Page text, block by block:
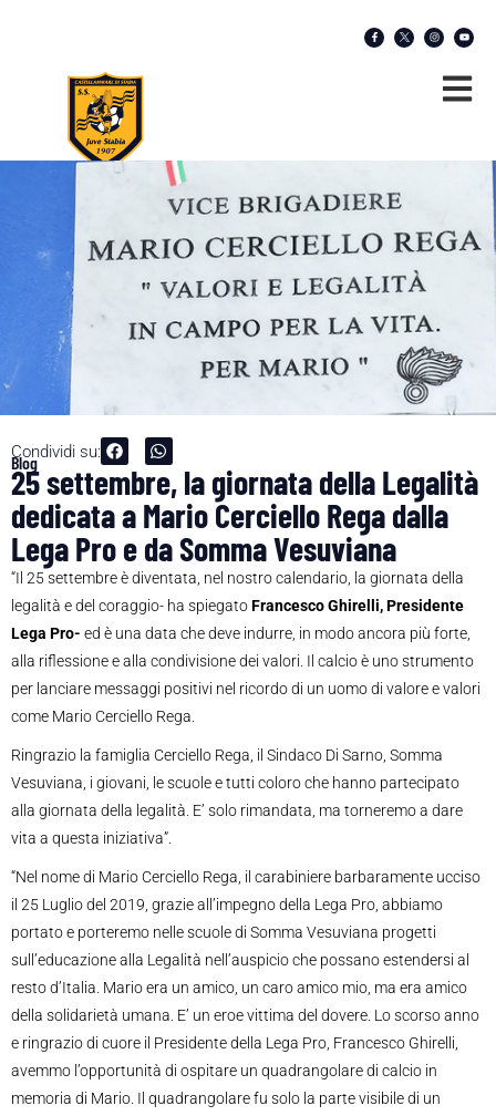
Condividi su:
Blog
25 settembre, la giornata della Legalità
dedicata a Mario Cerciello Rega dalla
Lega Pro e da Somma Vesuviana
“Il 25 settembre è diventata, nel nostro calendario, la giornata della
legalità e del coraggio- ha spiegatoFrancesco Ghirelli, Presidente
Lega Pro- ed è una data che deve indurre, in modo ancora più forte,
alla riflessione e alla condivisione dei valori. Il calcio è uno strumento
per lanciare messaggi positivi nel ricordo di un uomo di valore e valori
come Mario Cerciello Rega.
Ringrazio la famiglia Cerciello Rega, il Sindaco Di Sarno, Somma
Vesuviana, i giovani, le scuole e tutti coloro che hanno partecipato
alla giornata della legalità. E’ solo rimandata, ma torneremo a dare
vita a questa iniziativa”.
“Nel nome di Mario Cerciello Rega, il carabiniere barbaramente ucciso
il 25 Luglio del 2019, grazie all’impegno della Lega Pro, abbiamo
portato e porteremo nelle scuole di Somma Vesuviana progetti
sull’educazione alla Legalità nell’auspicio che possano estendersi al
resto d’Italia. Mario era un amico, un caro amico mio, ma era amico
della solidarietà umana. E’ un eroe vittima del dovere. Lo scorso anno
e ringrazio di cuore il Presidente della Lega Pro, Francesco Ghirelli,
avemmo l’opportunità di ospitare un quadrangolare di calcio in
memoria di Mario. Il quadrangolare fu solo la parte visibile di un